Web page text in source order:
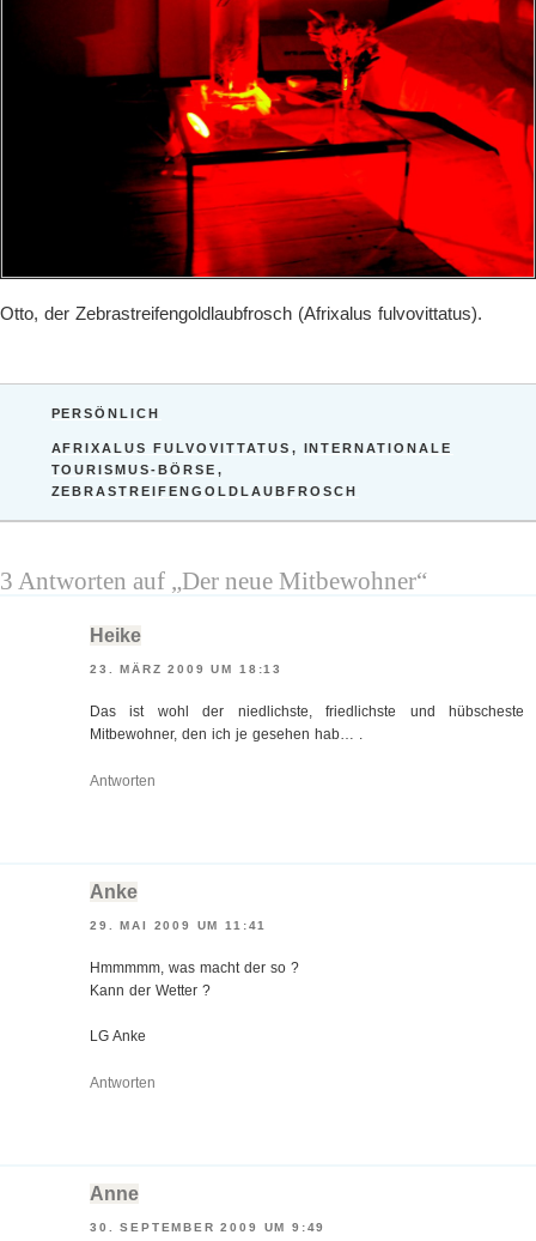
Otto, der Zebrastreifengoldlaubfrosch (Afrixalus fulvovittatus).
KATEGORIEN
PERSÖNLICH
SCHLAGWÖRTER
AFRIXALUS FULVOVITTATUS , INTERNATIONALE
TOURISMUS-BÖRSE ,
ZEBRASTREIFENGOLDLAUBFROSCH
3 Antworten auf „Der neue Mitbewohner“
Heike
23. MÄRZ 2009 UM 18:13
Das ist wohl der niedlichste, friedlichste und hübscheste
Mitbewohner, den ich je gesehen hab… .
Antworten
Anke
29. MAI 2009 UM 11:41
Hmmmmm, was macht der so ?
Kann der Wetter ?
LG Anke
Antworten
Anne
30. SEPTEMBER 2009 UM 9:49